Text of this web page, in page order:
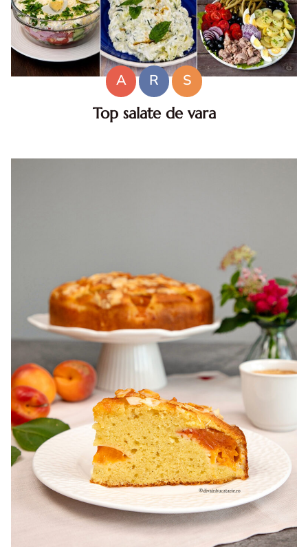
A R
S
Top salate de vara